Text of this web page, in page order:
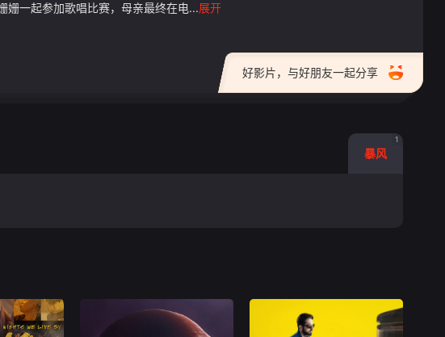
姗一起参加歌唱比赛，母亲最终在电...展开
好影片，与好朋友一起分享
暴风
1